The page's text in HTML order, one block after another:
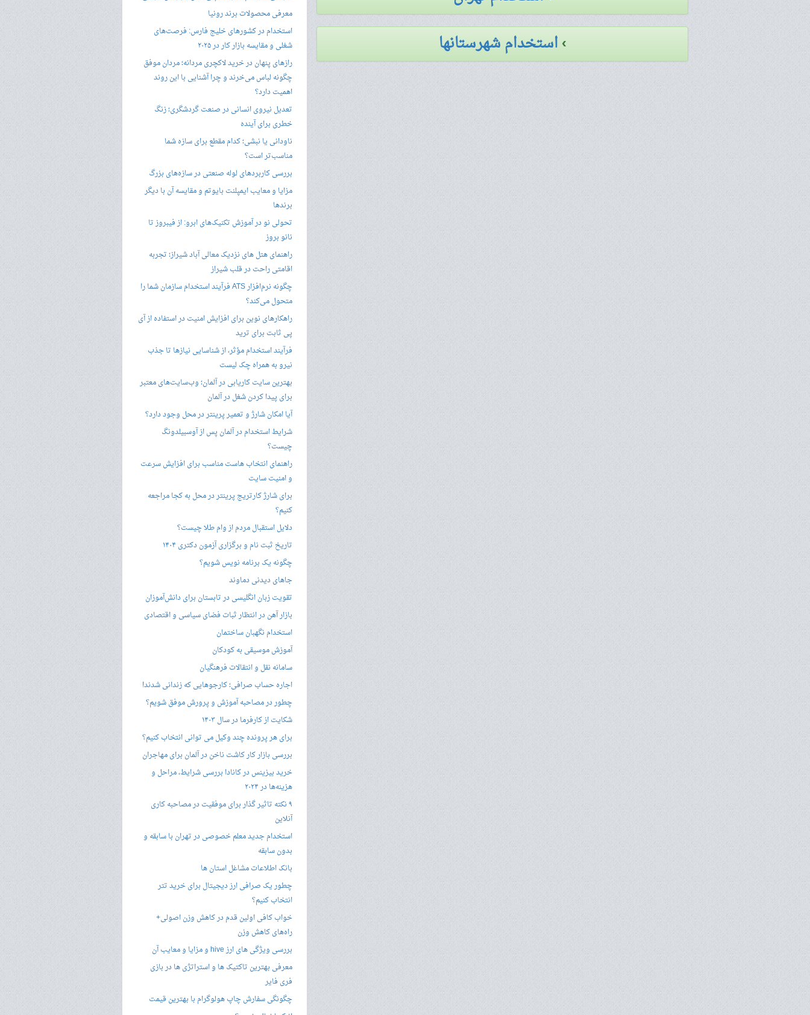
›استخدام شهرستانها
معرفی محصولات برند رونیا
استخدام در کشورهای خلیج فارس: فرصت‌های
شغلی و مقایسه بازار کار در ۲۰۲۵
رازهای پنهان در خرید لاکچری مردانه؛ مردان موفق
چگونه لباس می‌خرند و چرا آشنایی با این روند
اهمیت دارد؟
تعدیل نیروی انسانی در صنعت گردشگری؛ زنگ
خطری برای آینده
ناودانی یا نبشی؛ کدام مقطع برای سازه شما
مناسب‌تر است؟
بررسی کاربردهای لوله صنعتی در سازه‌های بزرگ
مزایا و معایب ایمپلنت بایوتم و مقایسه آن با دیگر
برندها
تحولی نو در آموزش تکنیک‌های ابرو: از فیبروز تا
نانو بروز
راهنمای هتل های نزدیک معالی آباد شیراز؛ تجربه
اقامتی راحت در قلب شیراز
چگونه نرم‌افزار ATS فرآیند استخدام سازمان شما را
متحول می‌کند؟
راهکارهای نوین برای افزایش امنیت در استفاده از آی
پی ثابت برای ترید
فرآیند استخدام مؤثر، از شناسایی نیازها تا جذب
نیرو به همراه چک لیست
بهترین سایت کاریابی در آلمان؛ وب‌سایت‌های معتبر
برای پیدا کردن شغل در آلمان
آیا امکان شارژ و تعمیر پرینتر در محل وجود دارد؟
شرایط استخدام در آلمان پس از آوسبیلدونگ
چیست؟
راهنمای انتخاب هاست مناسب برای افزایش سرعت
و امنیت سایت
برای شارژ کارتریج پرینتر در محل به کجا مراجعه
کنیم؟
دلایل استقبال مردم از وام طلا چیست؟
تاریخ ثبت نام و برگزاری آزمون دکتری ۱۴۰۴
چگونه یک برنامه نویس شویم؟
جاهای دیدنی دماوند
تقویت زبان انگلیسی در تابستان برای دانش‌آموزان
بازار آهن در انتظار ثبات فضای سیاسی و اقتصادی
استخدام نگهبان ساختمان
آموزش موسیقی به کودکان
سامانه نقل و انتقالات فرهنگیان
اجاره حساب صرافی؛ کارجوهایی که زندانی شدند!
چطور در مصاحبه‌ آموزش و پرورش موفق شویم؟
شکایت از کارفرما در سال ۱۴۰۳
برای هر پرونده چند وکیل می توانی انتخاب کنیم؟
بررسی بازار کار کاشت ناخن در آلمان برای مهاجران
خرید بیزینس در کانادا بررسی شرایط، مراحل و
هزینه‌ها در ۲۰۲۴
۹ نکته تاثیر گذار برای موفقیت در مصاحبه کاری
آنلاین
استخدام جدید معلم خصوصی در تهران با سابقه و
بدون سابقه
بانک اطلاعات مشاغل استان ها
چطور یک صرافی ارز دیجیتال برای خرید تتر
انتخاب کنیم؟
خواب کافی اولین قدم در کاهش وزن اصولی+
راه‌های کاهش وزن
بررسی ویژگی های ارز hive و مزایا و معایب آن
معرفی بهترین تاکتیک ها و استراتژی ها در بازی
فری فایر
چگونگی سفارش چاپ هولوگرام با بهترین قیمت